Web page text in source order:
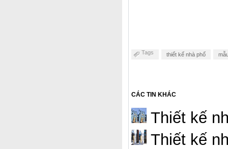
Tags thiết kế nhà phố
CÁC TIN KHÁC
Thiết kế
Thiết kế